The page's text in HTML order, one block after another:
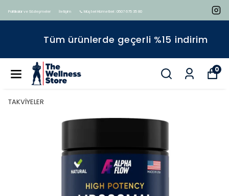
Politikalar ve Sözleşmeler İletişim 📞 Müşteri Hizmetleri : 0507 675 35 80
Tüm ürünlerde geçerli %15 indirim
0
TAKVİYELER